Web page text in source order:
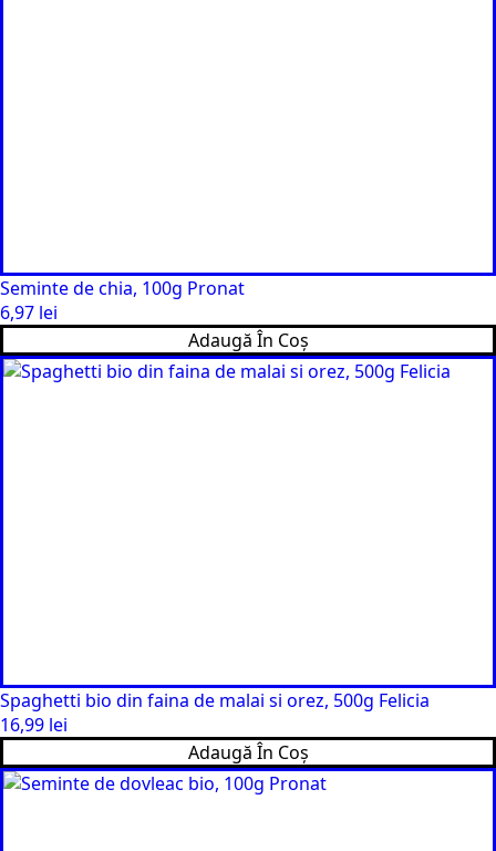
Seminte de chia, 100g Pronat
6,97 lei
Adaugă În Coș
Spaghetti bio din faina de malai si orez, 500g Felicia
16,99 lei
Adaugă În Coș